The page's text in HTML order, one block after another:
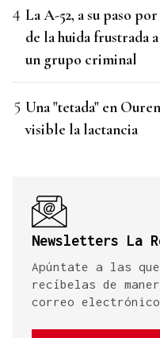
La A-52, a su paso
de la huida frustrada
un grupo criminal
Una "tetada" en
visible la lactancia
Newsletters La
Apúntate a las
recíbelas de
correo electrónico